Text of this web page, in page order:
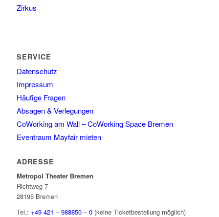
Zirkus
SERVICE
Datenschutz
Impressum
Häufige Fragen
Absagen & Verlegungen
CoWorking am Wall – CoWorking Space Bremen
Eventraum Mayfair mieten
ADRESSE
Metropol Theater Bremen
Richtweg 7
28195 Bremen
Tel.: +49 421 – 988850 – 0(keine Ticketbestellung möglich)